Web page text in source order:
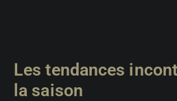
Les tendances
la saison